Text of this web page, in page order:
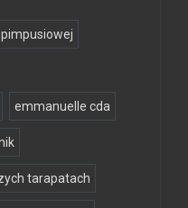
emmanuelle cda
tarapatach